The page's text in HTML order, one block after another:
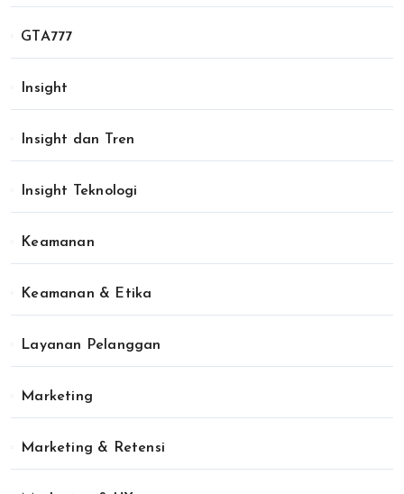
GTA777
Insight
Insight dan Tren
Insight Teknologi
Keamanan
Keamanan & Etika
Layanan Pelanggan
Marketing
Marketing & Retensi